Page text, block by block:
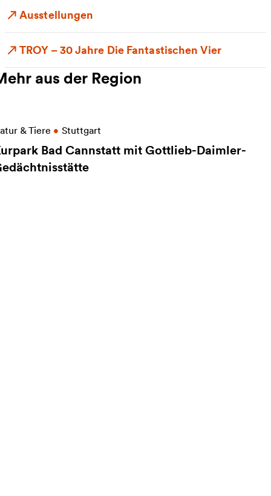
Ausstellungen
TROY – 30 Jahre Die Fantastischen Vier
aus der Region
& Tiere • Stuttgart
Bad Cannstatt mit Gottlieb-Daimler-
Informationen zu Kurpark Bad Cannstatt